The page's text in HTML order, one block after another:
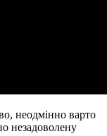
неодмінно варто
незадоволену